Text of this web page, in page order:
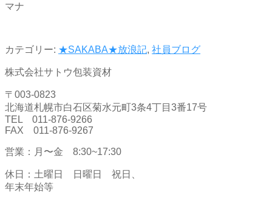
マナ
カテゴリー: ★SAKABA★放浪記, 社員ブログ
株式会社サトウ包装資材
〒003-0823
北海道札幌市白石区菊水元町3条4丁目3番17号
TEL 011-876-9266
FAX 011-876-9267
営業：月〜金 8:30~17:30
休日：土曜日 日曜日 祝日、
年末年始等